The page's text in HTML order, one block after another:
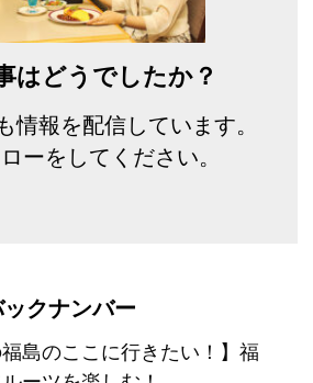
はどうでしたか？
情報を配信しています。
ーをしてください。
クナンバー
福島のここに行きたい！】福